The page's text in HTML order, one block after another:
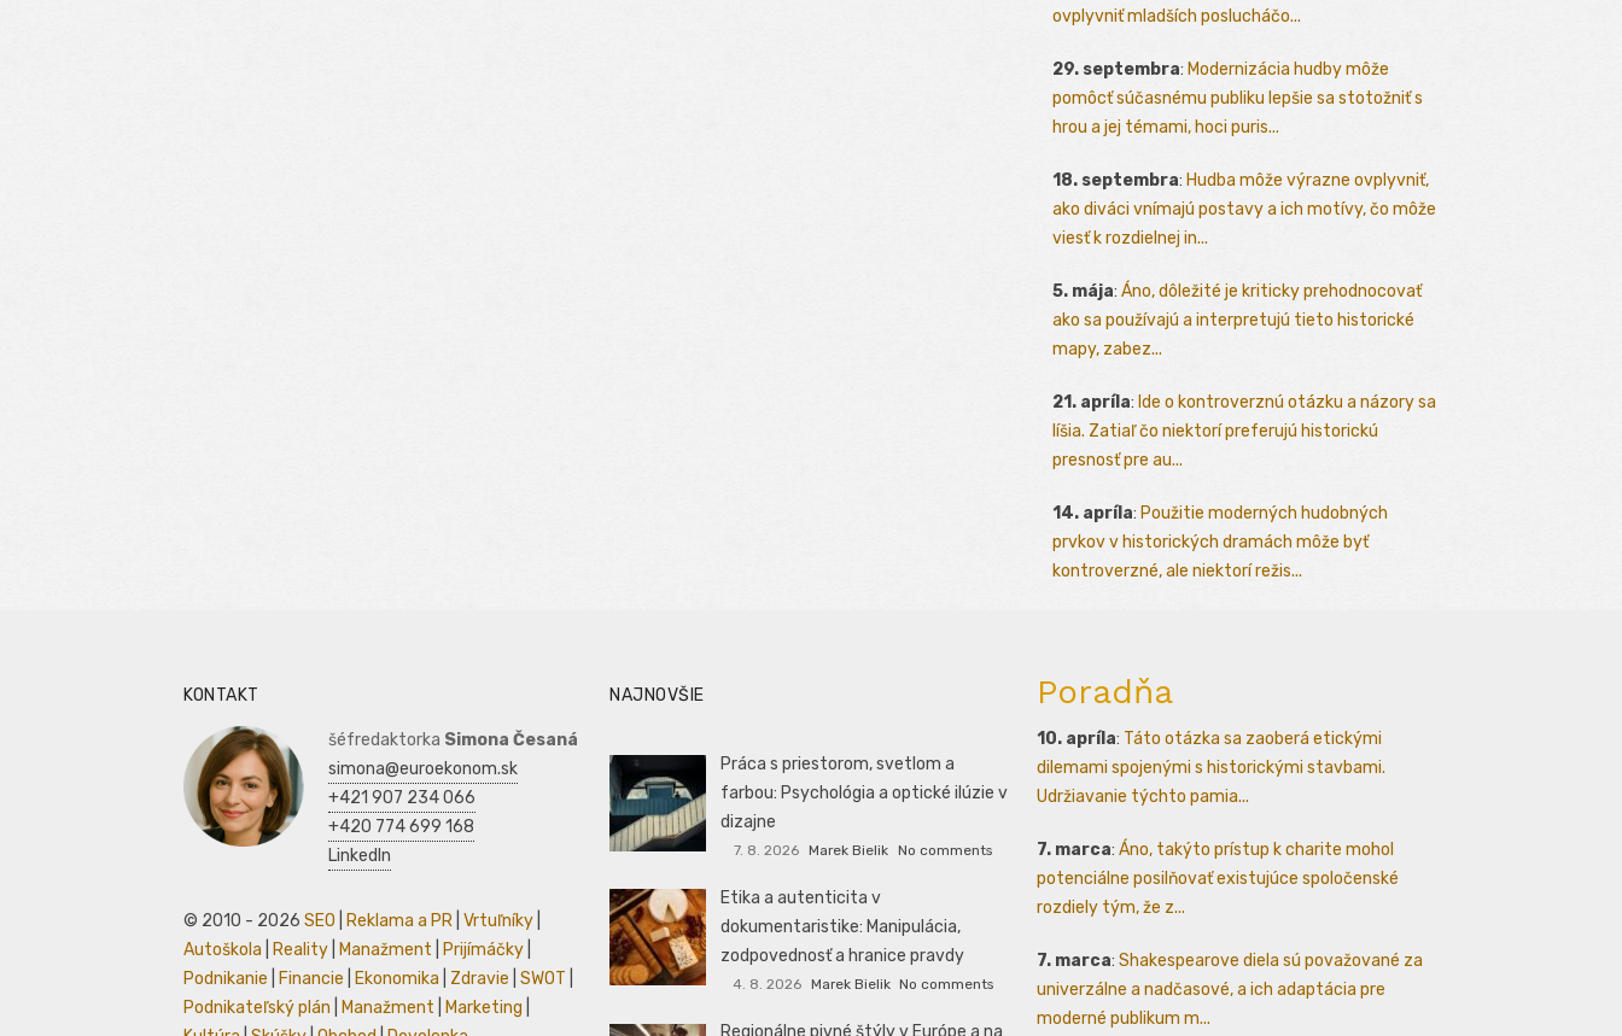
ovplyvniť mladších poslucháčo...
29. septembra: Modernizácia hudby môže
pomôcť súčasnému publiku lepšie sa stotožniť s
hrou a jej témami, hoci puris...
18. septembra: Hudba môže výrazne ovplyvniť,
ako diváci vnímajú postavy a ich motívy, čo môže
viesť k rozdielnej in...
5. mája: Áno, dôležité je kriticky prehodnocovať
ako sa používajú a interpretujú tieto historické
mapy, zabez...
21. apríla: Ide o kontroverznú otázku a názory sa
líšia. Zatiaľ čo niektorí preferujú historickú
presnosť pre au...
14. apríla: Použitie moderných hudobných
prvkov v historických dramách môže byť
kontroverzné, ale niektorí režis...
KONTAKT
šéfredaktorka Simona Česaná
simona@euroekonom.sk
+421 907 234 066
+420 774 699 168
LinkedIn
© 2010 - 2026 SEO Reklama a PR Vrtuľníky
Autoškola
Reality Manažment Prijímáčky
Podnikanie
Financie Ekonomika Zdravie SWOT
Podnikateľský plán
Manažment Marketing
NAJNOVŠIE
Práca s priestorom, svetlom a
farbou: Psychológia a optické ilúzie v
dizajne
7. 8. 2026 Marek Bielik No comments
Etika a autenticita v
dokumentaristike: Manipulácia,
zodpovednosť a hranice pravdy
4. 8. 2026 Marek Bielik No comments
Poradňa
10. apríla: Táto otázka sa zaoberá etickými
dilemami spojenými s historickými stavbami.
Udržiavanie týchto pamia...
7. marca: Áno, takýto prístup k charite mohol
potenciálne posilňovať existujúce spoločenské
rozdiely tým, že z...
7. marca: Shakespearove diela sú považované za
univerzálne a nadčasové, a ich adaptácia pre
moderné publikum m...